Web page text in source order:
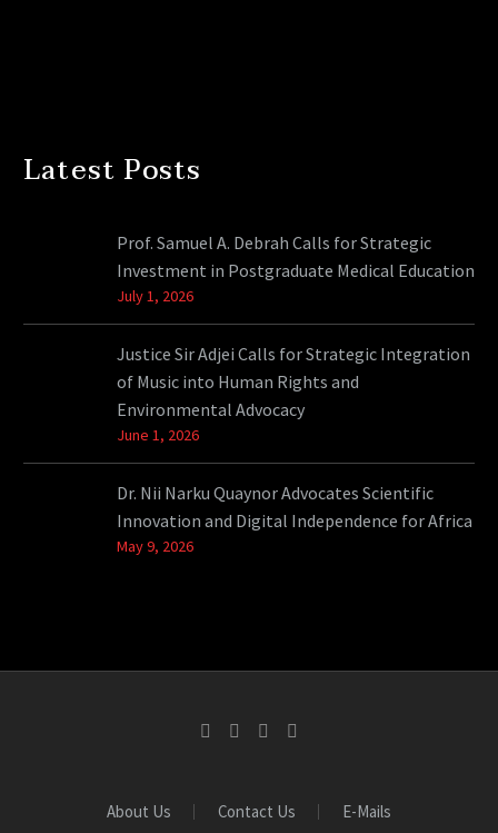
Latest Posts
Prof. Samuel A. Debrah Calls for Strategic
Investment in Postgraduate Medical Education
July 1, 2026
Justice Sir Adjei Calls for Strategic Integration
of Music into Human Rights and
Environmental Advocacy
June 1, 2026
Dr. Nii Narku Quaynor Advocates Scientific
Innovation and Digital Independence for Africa
May 9, 2026
About Us Contact Us E-Mails